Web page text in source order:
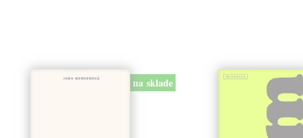
na sklade